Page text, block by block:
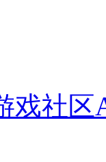
戏社区